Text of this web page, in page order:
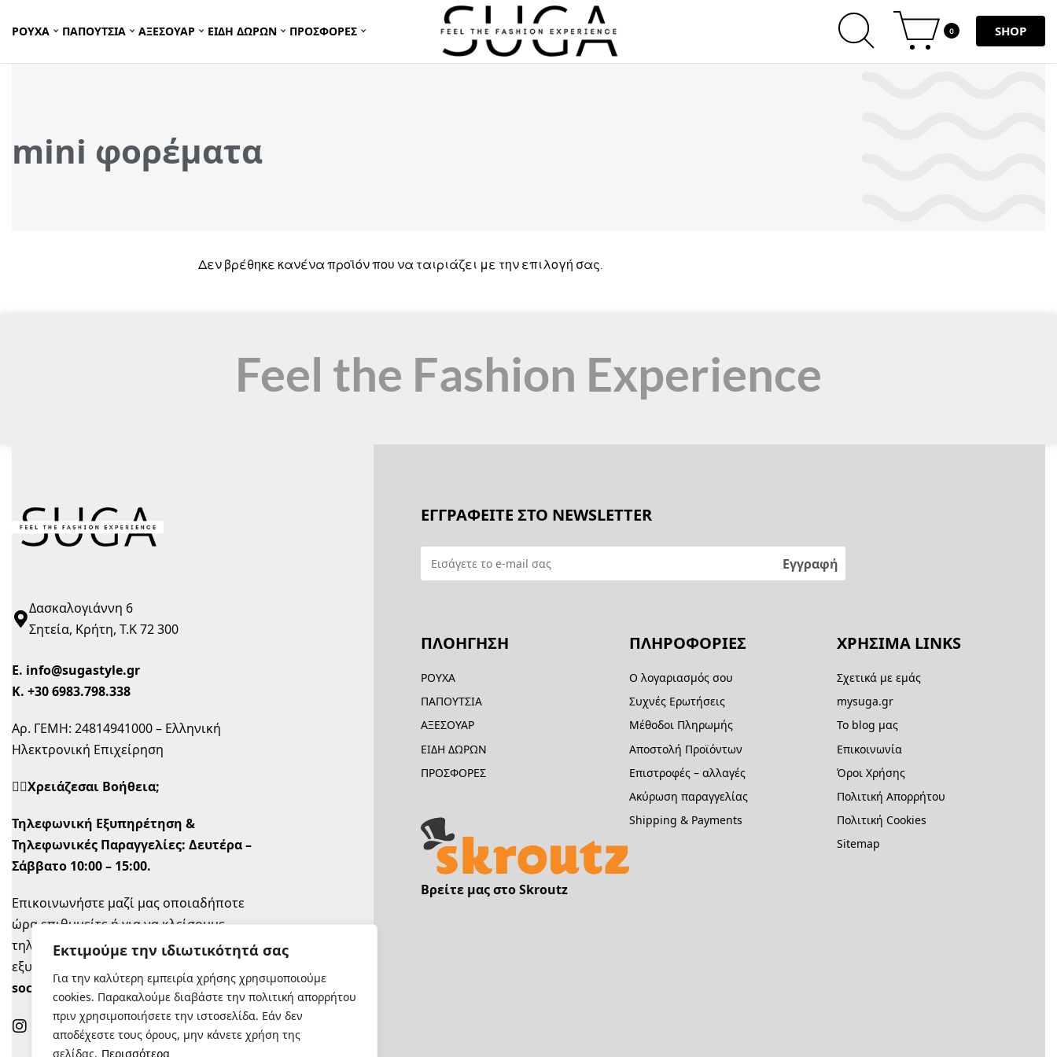
Εκτιμούμε την ιδιωτικότητά σας
Για την καλύτερη εμπειρία χρήσης χρησιμοποιούμε
cookies. Παρακαλούμε διαβάστε την πολιτική απορρήτου
πριν χρησιμοποιήσετε την ιστοσελίδα. Εάν δεν
αποδέχεστε τους όρους, μην κάνετε χρήση της
σελίδας. Περισσότερα
ΡΟΥΧΑ ΠΑΠΟΥΤΣΙΑ ΑΞΕΣΟΥΑΡ ΕΙΔΗ ΔΩΡΩΝ ΠΡΟΣΦΟΡΕΣ 0 SHOP
mini φορέματα
Δεν βρέθηκε κανένα προϊόν που να ταιριάζει με την επιλογή σας.
Feel the Fashion Experience
Δασκαλογιάννη 6
Σητεία, Κρήτη, Τ.Κ 72 300
Ε. info@sugastyle.gr
Κ. +30 6983.798.338
Αρ. ΓΕΜΗ: 24814941000 – Ελληνική
Ηλεκτρονική Επιχείρηση
🙋‍♀️Χρειάζεσαι Βοήθεια;
Τηλεφωνική Εξυπηρέτηση &
Τηλεφωνικές Παραγγελίες: Δευτέρα –
Σάββατο 10:00 – 15:00.
Επικοινωνήστε μαζί μας οποιαδήποτε
ώρα επιθυμείτε ή για να κλείσουμε
τηλεφωνικό ραντεβού την ώρα που σας
εξυπηρετεί στο
social
.
ΕΓΓΡΑΦΕΙΤΕ ΣΤΟ NEWSLETTER
ΠΛΟΗΓΗΣΗ
ΡΟΥΧΑ
ΠΑΠΟΥΤΣΙΑ
ΑΞΕΣΟΥΑΡ
ΕΙΔΗ ΔΩΡΩΝ
ΠΡΟΣΦΟΡΕΣ
Βρείτε μας στο Skroutz
ΠΛΗΡΟΦΟΡΙΕΣ
Ο λογαριασμός σου
Συχνές Ερωτήσεις
Μέθοδοι Πληρωμής
Αποστολή Προϊόντων
Επιστροφές – αλλαγές
Ακύρωση παραγγελίας
Shipping & Payments
ΧΡΗΣΙΜΑ LINKS
Σχετικά με εμάς
mysuga.gr
Το blog μας
Επικοινωνία
Όροι Χρήσης
Πολιτική Απορρήτου
Πολιτική Cookies
Sitemap